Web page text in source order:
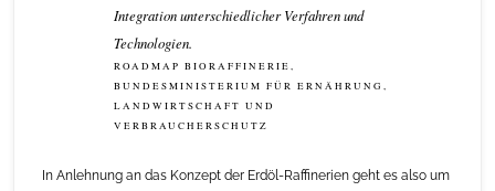
Integration unterschiedlicher Verfahren und
Technologien.
ROADMAP BIORAFFINERIE,
BUNDESMINISTERIUM FÜR ERNÄHRUNG,
LANDWIRTSCHAFT UND
VERBRAUCHERSCHUTZ
In Anlehnung an das Konzept der Erdöl-Raffinerien geht es also um